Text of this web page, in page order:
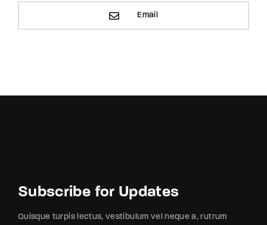
Email
Subscribe for Updates
Quisque turpis lectus, vestibulum vel neque a, rutrum